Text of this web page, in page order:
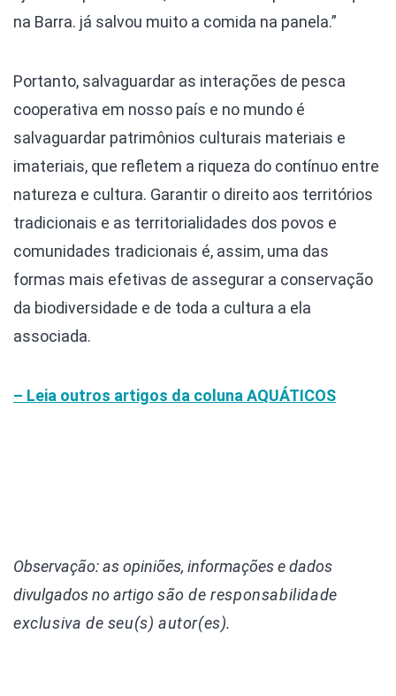
na Barra. já salvou muito a comida na panela.”
Portanto, salvaguardar as interações de pesca
cooperativa em nosso país e no mundo é
salvaguardar patrimônios culturais materiais e
imateriais, que refletem a riqueza do contínuo entre
natureza e cultura. Garantir o direito aos territórios
tradicionais e as territorialidades dos povos e
comunidades tradicionais é, assim, uma das
formas mais efetivas de assegurar a conservação
da biodiversidade e de toda a cultura a ela
associada.
– Leia outros artigos da coluna AQUÁTICOS
Observação: as opiniões, informações e dados
divulgadosno artigo são de responsabilidade
exclusiva de seu(s) autor(es).